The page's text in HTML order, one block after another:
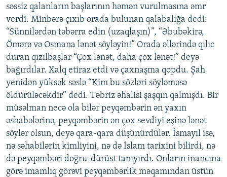
səssiz qalanların başlarının həmən vurulmasına əmr
verdi. Minbərə çıxıb orada bulunan qalabalığa dedi:
“Sünnilərdən təbərra edin (uzaqlaşın)”, “Əbubəkirə,
Ömərə və Osmana lənət söyləyin!” Orada əllərində qılıc
duran qızılbaşlar “Çox lənət, daha çox lənət!” deyə
bağırdılar. Xalq etiraz etdi və çaxnaşma qopdu. Şah
yenidən yüksək səslə “Kim bu sözləri söyləməsə
öldürüləcəkdir” dedi. Təbriz əhalisi şaşqın qalmışdı. Bir
müsəlman necə ola bilər peyqəmbərin ən yaxın
əshabələrinə, peyqəmbərin ən çox sevdiyi eşinə lənət
söylər olsun, deyə qara-qara düşünürdülər. İsmayıl isə,
nə səhabilərin kimliyini, nə də İslam tarixini bilirdi, nə
də peyqəmbəri doğru-dürüst tanıyırdı. Onların inancına
görə imamlıq görəvi peyqəmbərlik məqamından üstün